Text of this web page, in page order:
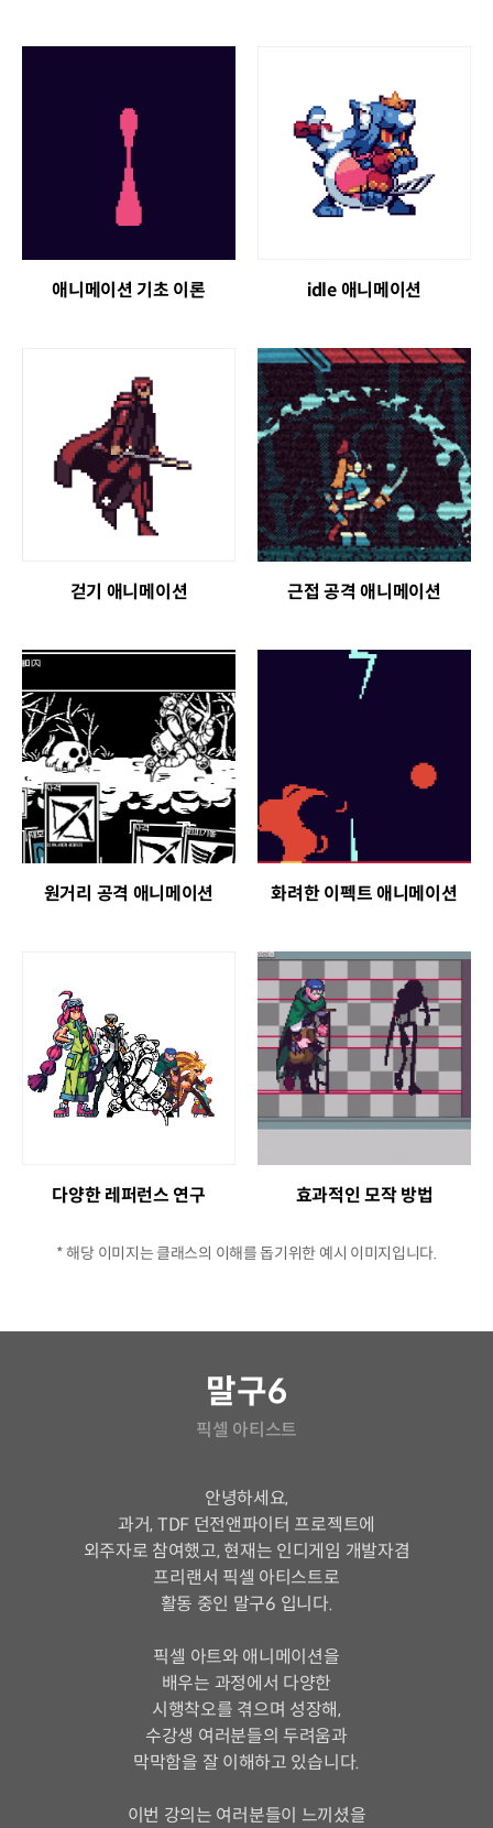
애니메이션 기초 이론 idle 애니메이션
걷기 애니메이션 근접 공격 애니메이션
원거리 공격 애니메이션 화려한 이펙트 애니메이션
다양한 레퍼런스 연구 효과적인 모작 방법
* 해당 이미지는 클래스의 이해를 돕기위한 예시 이미지입니다.
말구6
픽셀 아티스트
안녕하세요,
과거, TDF 던전앤파이터 프로젝트에
외주자로 참여했고, 현재는 인디게임 개발자겸
프리랜서 픽셀 아티스트로
활동 중인 말구6 입니다.
픽셀 아트와 애니메이션을
배우는 과정에서 다양한
시행착오를 겪으며 성장해,
수강생 여러분들의 두려움과
막막함을 잘 이해하고 있습니다.
이번 강의는 여러분들이 느끼셨을